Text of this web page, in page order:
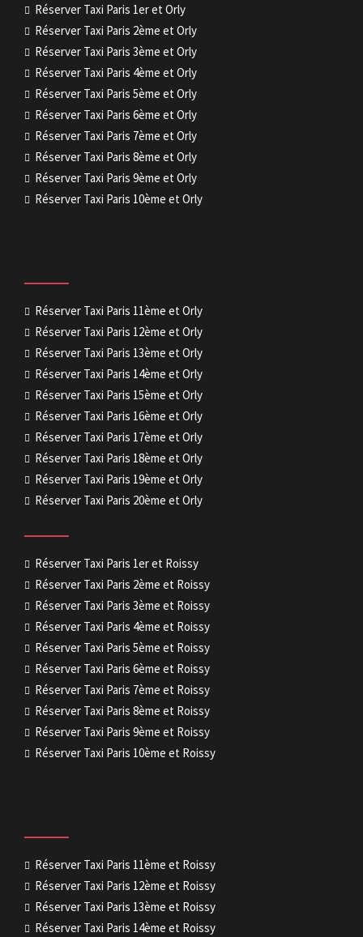
Réserver Taxi Paris 1er et Orly
Réserver Taxi Paris 2ème et Orly
Réserver Taxi Paris 3ème et Orly
Réserver Taxi Paris 4ème et Orly
Réserver Taxi Paris 5ème et Orly
Réserver Taxi Paris 6ème et Orly
Réserver Taxi Paris 7ème et Orly
Réserver Taxi Paris 8ème et Orly
Réserver Taxi Paris 9ème et Orly
Réserver Taxi Paris 10ème et Orly
Réserver Taxi Paris 11ème et Orly
Réserver Taxi Paris 12ème et Orly
Réserver Taxi Paris 13ème et Orly
Réserver Taxi Paris 14ème et Orly
Réserver Taxi Paris 15ème et Orly
Réserver Taxi Paris 16ème et Orly
Réserver Taxi Paris 17ème et Orly
Réserver Taxi Paris 18ème et Orly
Réserver Taxi Paris 19ème et Orly
Réserver Taxi Paris 20ème et Orly
Réserver Taxi Paris 1er et Roissy
Réserver Taxi Paris 2ème et Roissy
Réserver Taxi Paris 3ème et Roissy
Réserver Taxi Paris 4ème et Roissy
Réserver Taxi Paris 5ème et Roissy
Réserver Taxi Paris 6ème et Roissy
Réserver Taxi Paris 7ème et Roissy
Réserver Taxi Paris 8ème et Roissy
Réserver Taxi Paris 9ème et Roissy
Réserver Taxi Paris 10ème et Roissy
Réserver Taxi Paris 11ème et Roissy
Réserver Taxi Paris 12ème et Roissy
Réserver Taxi Paris 13ème et Roissy
Réserver Taxi Paris 14ème et Roissy